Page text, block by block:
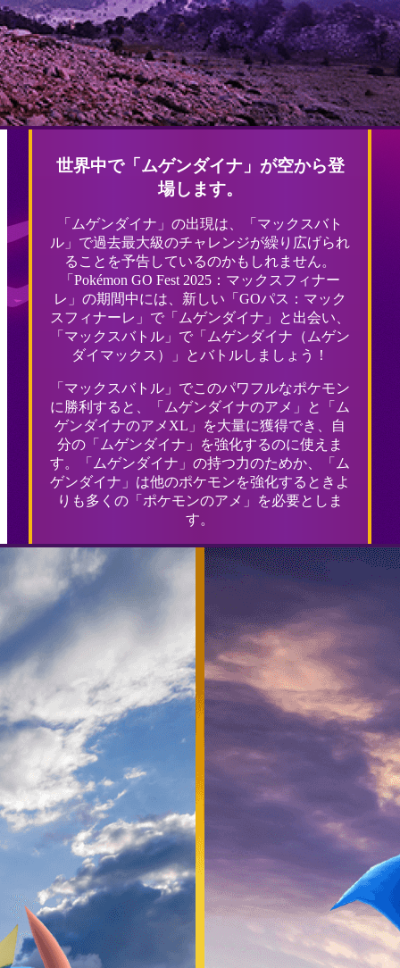
世界中で「ムゲンダイナ」が空から登
場します。
「ムゲンダイナ」の出現は、「マックスバト
ル」で過去最大級のチャレンジが繰り広げられ
ることを予告しているのかもしれません。
「Pokémon GO Fest 2025：マックスフィナー
レ」の期間中には、新しい「GOパス：マック
スフィナーレ」で「ムゲンダイナ」と出会い、
「マックスバトル」で「ムゲンダイナ（ムゲン
ダイマックス）」とバトルしましょう！
「マックスバトル」でこのパワフルなポケモン
に勝利すると、「ムゲンダイナのアメ」と「ム
ゲンダイナのアメXL」を大量に獲得でき、自
分の「ムゲンダイナ」を強化するのに使えま
す。「ムゲンダイナ」の持つ力のためか、「ム
ゲンダイナ」は他のポケモンを強化するときよ
りも多くの「ポケモンのアメ」を必要としま
す。